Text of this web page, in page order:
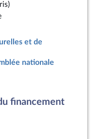
et de
nationale
financement